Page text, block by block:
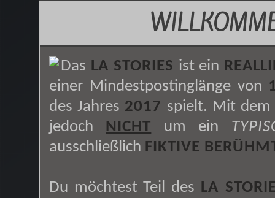
JUNI - OKTOBER des Jahres 2017
XX.XX.XXXX
Das LA STORIES ist ein
einer Mindestpostinglänge von
des Jahres 2017 spielt. Mit
jedoch NICHT um ein
ausschließlich FIKTIVE
Du möchtest Teil des LA